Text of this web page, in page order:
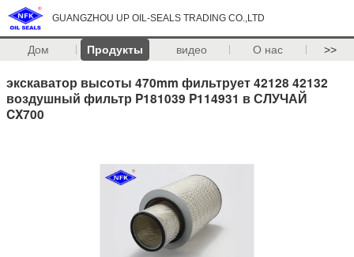
GUANGZHOU UP OIL-SEALS TRADING CO.,LTD
Дом Продукты видео О нас >>
экскаватор высоты 470mm фильтрует 42128 42132
воздушный фильтр P181039 P114931 в СЛУЧАЙ
CX700